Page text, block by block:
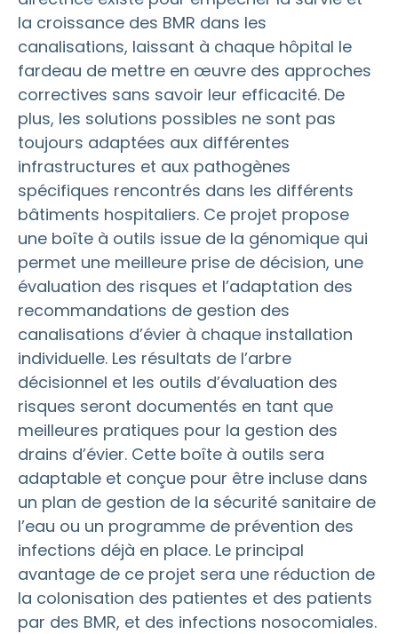
la croissance des BMR dans les
canalisations, laissant à chaque hôpital le
fardeau de mettre en œuvre des approches
correctives sans savoir leur efficacité. De
plus, les solutions possibles ne sont pas
toujours adaptées aux différentes
infrastructures et aux pathogènes
spécifiques rencontrés dans les différents
bâtiments hospitaliers. Ce projet propose
une boîte à outils issue de la génomique qui
permet une meilleure prise de décision, une
évaluation des risques et l’adaptation des
recommandations de gestion des
canalisations d’évier à chaque installation
individuelle. Les résultats de l’arbre
décisionnel et les outils d’évaluation des
risques seront documentés en tant que
meilleures pratiques pour la gestion des
drains d’évier. Cette boîte à outils sera
adaptable et conçue pour être incluse dans
un plan de gestion de la sécurité sanitaire de
l’eau ou un programme de prévention des
infections déjà en place. Le principal
avantage de ce projet sera une réduction de
la colonisation des patientes et des patients
par des BMR, et des infections nosocomiales.